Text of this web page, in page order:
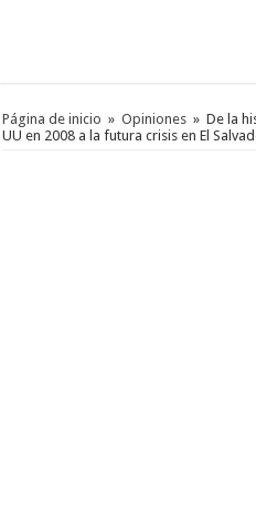
Página de inicio » Opiniones » De la
UU en 2008 a la futura crisis en El